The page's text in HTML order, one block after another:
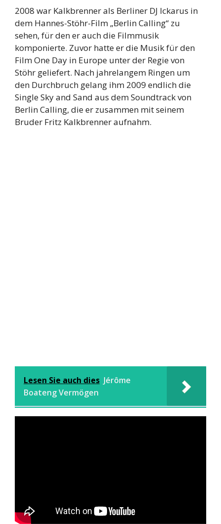
2008 war Kalkbrenner als Berliner DJ Ickarus in
dem Hannes-Stöhr-Film „Berlin Calling“ zu
sehen, für den er auch die Filmmusik
komponierte. Zuvor hatte er die Musik für den
Film One Day in Europe unter der Regie von
Stöhr geliefert. Nach jahrelangem Ringen um
den Durchbruch gelang ihm 2009 endlich die
Single Sky and Sand aus dem Soundtrack von
Berlin Calling, die er zusammen mit seinem
Bruder Fritz Kalkbrenner aufnahm.
Lesen Sie auch dies Jérôme
Boateng Vermögen